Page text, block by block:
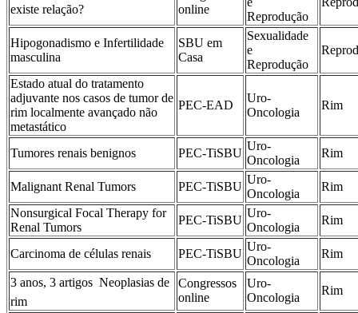
existe relação?
online
Reprodução
Hipogonadismo e Infertilidade
masculina
SBU em
Casa
Sexualidade
e
Reprodução
Estado atual do tratamento
adjuvante nos casos de tumor de
rim localmente avançado não
metastático
PEC-EAD
Uro-
Oncologia
Rim
Tumores renais benignos PEC-TiSBU
Uro-
Oncologia
Rim
Malignant Renal Tumors PEC-TiSBU
Uro-
Oncologia
Rim
Nonsurgical Focal Therapy for
Renal Tumors
PEC-TiSBU
Uro-
Oncologia
Rim
Carcinoma de células renais PEC-TiSBU
Uro-
Oncologia
Rim
3 anos, 3 artigos  Neoplasias de
rim
Congressos
online
Uro-
Oncologia
Rim